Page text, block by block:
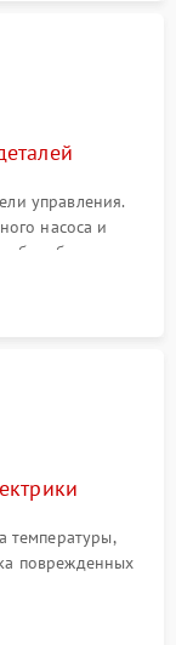
управления.
насоса и
барабана и
разрывы.
температуры,
поврежденных
контактов.